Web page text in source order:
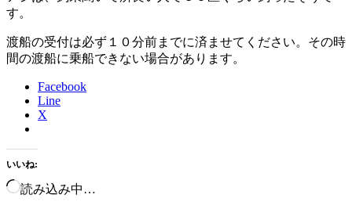
す。
渡船の受付は必ず１０分前までに済ませてください。その時
間の渡船に乗船できない場合があります。
Facebook
Line
X
いいね:
読み込み中…